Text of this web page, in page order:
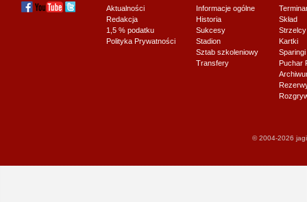
Aktualności
Redakcja
1,5 % podatku
Polityka Prywatności
Informacje ogólne
Historia
Sukcesy
Stadion
Sztab szkoleniowy
Transfery
Skład
Strzelcy
Kartki
Sparingi
Puchar
© 2004-2026